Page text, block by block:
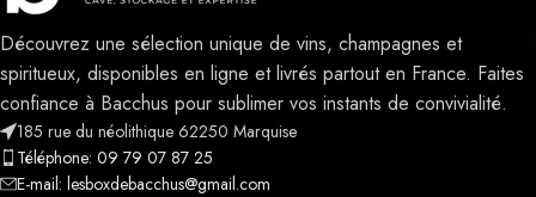
Découvrez une sélection unique de vins, champagnes et
spiritueux, disponibles en ligne et livrés partout en France. Faites
confiance à Bacchus pour sublimer vos instants de convivialité.
185 rue du néolithique 62250 Marquise
Téléphone: 09 79 07 87 25
E-mail: lesboxdebacchus@gmail.com